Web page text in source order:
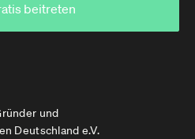
und
Deutschland e.V.
beitreten